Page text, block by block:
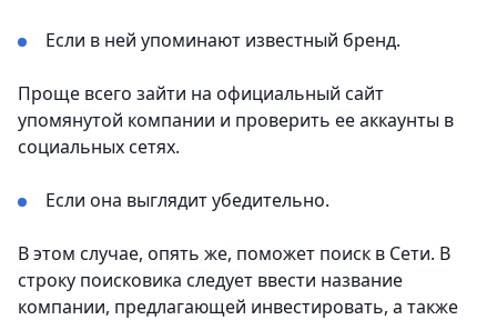
Если в ней упоминают известный бренд.
Проще всего зайти на официальный сайт
упомянутой компании и проверить ее аккаунты в
социальных сетях.
Если она выглядит убедительно.
В этом случае, опять же, поможет поиск в Сети. В
строку поисковика следует ввести название
компании, предлагающей инвестировать, а также